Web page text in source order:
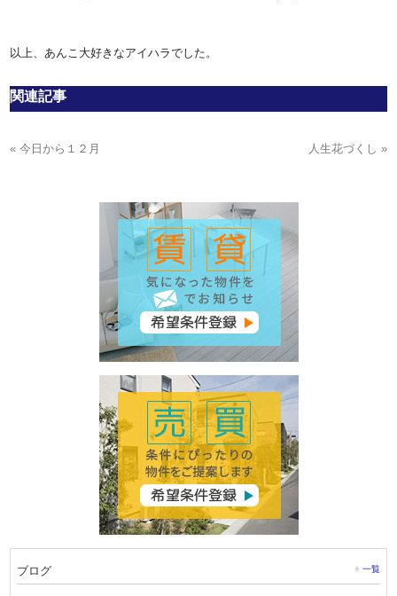
以上、あんこ大好きなアイハラでした。
関連記事
« 今日から１２月 人生花づくし »
ブログ 一覧